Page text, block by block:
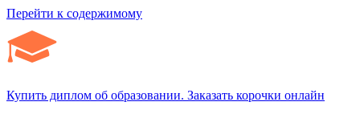
Перейти к содержимому
Купить диплом об образовании. Заказать корочки онлайн